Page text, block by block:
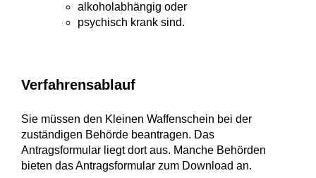
alkoholabhängig oder
psychisch krank sind.
Verfahrensablauf
Sie müssen den Kleinen Waffenschein bei der
zuständigen Behörde beantragen. Das
Antragsformular liegt dort aus. Manche Behörden
bieten das Antragsformular zum Download an.